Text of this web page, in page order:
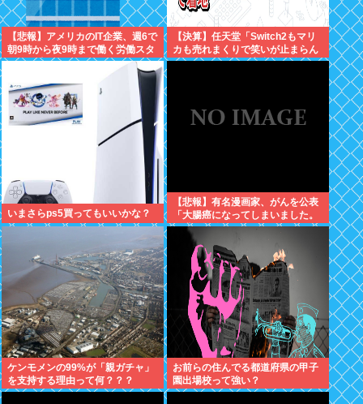
【悲報】アメリカのIT企業、週6で
朝9時から夜9時まで働く労働スタ
イルが流行り始める
【決算】任天堂「Switch2もマリ
カも売れまくりで笑いが止まらん
どすえ！」連結経常利益は前年同
いまさらps5買ってもいいかな？
【悲報】有名漫画家、がんを公表
「大腸癌になってしまいました。
肝臓に転移も見られてステージ4
です」
ケンモメンの99%が「親ガチャ」
を支持する理由って何？？？
お前らの住んでる都道府県の甲子
園出場校って強い？